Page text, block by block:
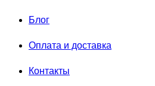
Блог
Оплата и доставка
Контакты